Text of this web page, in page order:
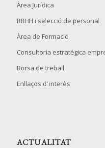
Àrea Jurídica
RRHH i selecció de personal
Àrea de Formació
Consultoría estratégica
Borsa de treball
Enllaços d’ interès
ACTUALITAT